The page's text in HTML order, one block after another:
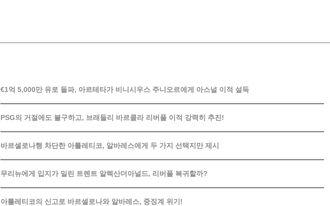
€1억 5,000만 유로 돌파, 아르테타가 비니시우스 주니오르에게 아스널 이적 설득
PSG의 거절에도 불구하고, 브래들리 바르콜라 리버풀 이적 강력히 추진!
바르셀로나행 차단한 아틀레티코, 알바레스에게 두 가지 선택지만 제시
무리뉴에게 입지가 밀린 트렌트 알렉산더아널드, 리버풀 복귀할까?
아틀레티코의 신고로 바르셀로나와 알바레스, 중징계 위기!